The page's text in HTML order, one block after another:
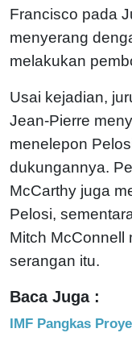
Francisco pada
menyerang
melakukan
Usai kejadian,
Jean-Pierre
menelepon
dukungannya.
McCarthy juga
Pelosi,
Mitch McConnell
serangan itu.
Baca Juga :
IMF Pangkas